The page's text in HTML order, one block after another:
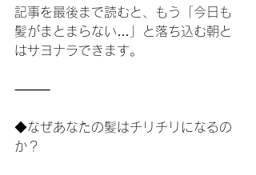
記事を最後まで読むと、もう「今日も
髪がまとまらない…」と落ち込む朝と
はサヨナラできます。
⸻
◆なぜあなたの髪はチリチリになるの
か？